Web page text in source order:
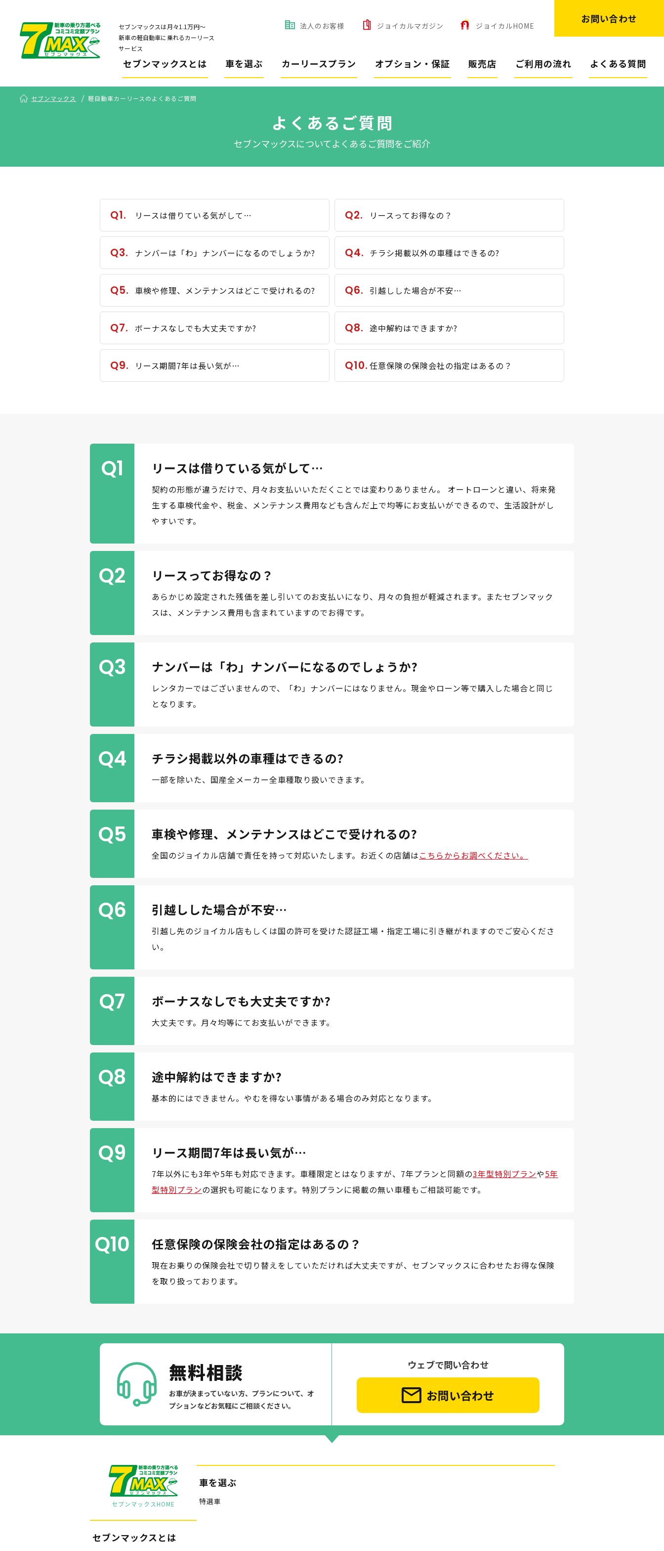
セブンマックスは月々1.1万円〜
新車の軽自動車に乗れるカーリース
サービス
法人のお客様 ジョイカルマガジン ジョイカルHOME
お問い合わせ
セブンマックスとは 車を選ぶ カーリースプラン オプション・保証 販売店 ご利用の流れ よくある質問
セブンマックス 軽自動車カーリースのよくあるご質問
よくあるご質問
セブンマックスについてよくあるご質問をご紹介
Q1. リースは借りている気がして… Q2. リースってお得なの？
Q3. ナンバーは「わ」ナンバーになるのでしょうか? Q4. チラシ掲載以外の車種はできるの?
Q5. 車検や修理、メンテナンスはどこで受けれるの? Q6. 引越しした場合が不安…
Q7. ボーナスなしでも大丈夫ですか? Q8. 途中解約はできますか?
Q9. リース期間7年は長い気が… Q10. 任意保険の保険会社の指定はあるの？
Q1 リースは借りている気がして…
契約の形態が違うだけで、月々お支払いいただくことでは変わりありません。 オートローンと違い、将来発
生する車検代金や、税金、メンテナンス費用なども含んだ上で均等にお支払いができるので、生活設計がし
やすいです。
Q2 リースってお得なの？
あらかじめ設定された残価を差し引いてのお支払いになり、月々の負担が軽減されます。またセブンマック
スは、メンテナンス費用も含まれていますのでお得です。
Q3 ナンバーは「わ」ナンバーになるのでしょうか?
レンタカーではございませんので、「わ」ナンバーにはなりません。現金やローン等で購入した場合と同じ
となります。
Q4 チラシ掲載以外の車種はできるの?
一部を除いた、国産全メーカー全車種取り扱いできます。
Q5 車検や修理、メンテナンスはどこで受けれるの?
全国のジョイカル店舗で責任を持って対応いたします。お近くの店舗はこちらからお調べください。
Q6 引越しした場合が不安…
引越し先のジョイカル店もしくは国の許可を受けた認証工場・指定工場に引き継がれますのでご安心くださ
い。
Q7 ボーナスなしでも大丈夫ですか?
大丈夫です。月々均等にてお支払いができます。
Q8 途中解約はできますか?
基本的にはできません。やむを得ない事情がある場合のみ対応となります。
Q9 リース期間7年は長い気が…
7年以外にも3年や5年も対応できます。車種限定とはなりますが、7年プランと同額の3年型特別プランや5年
型特別プランの選択も可能になります。特別プランに掲載の無い車種もご相談可能です。
Q10 任意保険の保険会社の指定はあるの？
現在お乗りの保険会社で切り替えをしていただければ大丈夫ですが、セブンマックスに合わせたお得な保険
を取り扱っております。
無料相談
お車が決まっていない方、プランについて、オ
プションなどお気軽にご相談ください。
ウェブで問い合わせ
お問い合わせ
セブンマックスHOME
セブンマックスとは
車を選ぶ
特選車